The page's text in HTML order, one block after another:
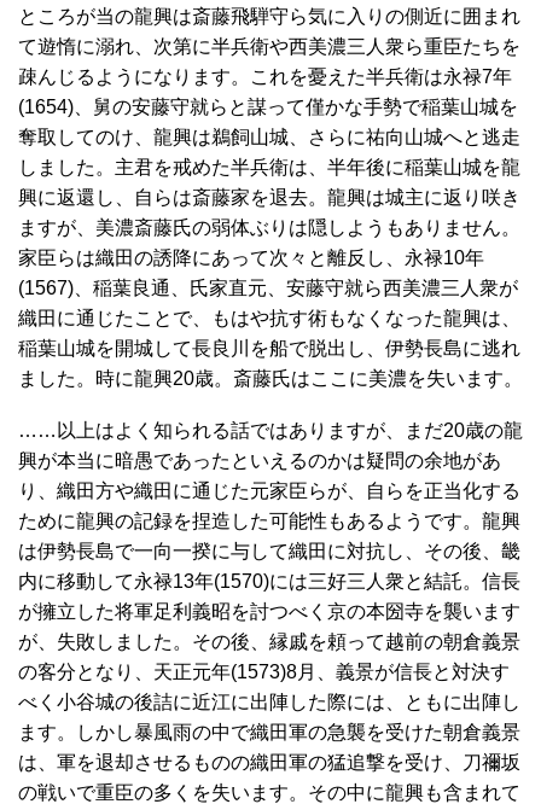
ところが当の龍興は斎藤飛騨守ら気に入りの側近に囲まれ
て遊惰に溺れ、次第に半兵衛や西美濃三人衆ら重臣たちを
疎んじるようになります。これを憂えた半兵衛は永禄7年
(1654)、舅の安藤守就らと謀って僅かな手勢で稲葉山城を
奪取してのけ、龍興は鵜飼山城、さらに祐向山城へと逃走
しました。主君を戒めた半兵衛は、半年後に稲葉山城を龍
興に返還し、自らは斎藤家を退去。龍興は城主に返り咲き
ますが、美濃斎藤氏の弱体ぶりは隠しようもありません。
家臣らは織田の誘降にあって次々と離反し、永禄10年
(1567)、稲葉良通、氏家直元、安藤守就ら西美濃三人衆が
織田に通じたことで、もはや抗す術もなくなった龍興は、
稲葉山城を開城して長良川を船で脱出し、伊勢長島に逃れ
ました。時に龍興20歳。斎藤氏はここに美濃を失います。
……以上はよく知られる話ではありますが、まだ20歳の龍
興が本当に暗愚であったといえるのかは疑問の余地があ
り、織田方や織田に通じた元家臣らが、自らを正当化する
ために龍興の記録を捏造した可能性もあるようです。龍興
は伊勢長島で一向一揆に与して織田に対抗し、その後、畿
内に移動して永禄13年(1570)には三好三人衆と結託。信長
が擁立した将軍足利義昭を討つべく京の本圀寺を襲います
が、失敗しました。その後、縁戚を頼って越前の朝倉義景
の客分となり、天正元年(1573)8月、義景が信長と対決す
べく小谷城の後詰に近江に出陣した際には、ともに出陣し
ます。しかし暴風雨の中で織田軍の急襲を受けた朝倉義景
は、軍を退却させるものの織田軍の猛追撃を受け、刀禰坂
の戦いで重臣の多くを失います。その中に龍興も含まれて